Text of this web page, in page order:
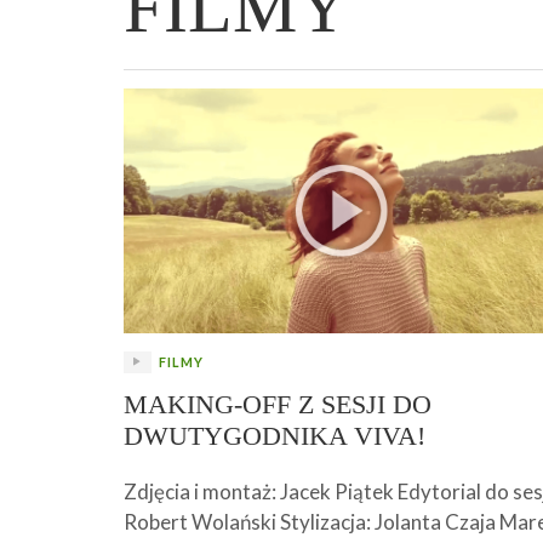
WIELKANOCNA BABKA DROŻDŻOWA –
„TRZYGODZINNA”
„PRZEMIANA” PODRÓŻ DO SIŁY I
WOLNOŚCI :)
GENIALNY ZAKWAS Z BURAKÓW
ROBOTY – WZMACNIA KREW I
AFIRMACJE – TWORZENIE DOBREGO
ŻYCIA!
FILMY
MAKING-OFF Z SESJI DO
DWUTYGODNIKA VIVA!
Zdjęcia i montaż: Jacek Piątek Edytorial do
Robert Wolański Stylizacja: Jolanta Czaja